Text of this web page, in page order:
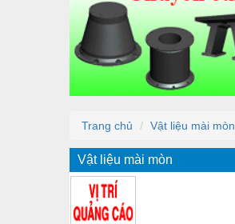
Trang chủ Vật liệu mài mòn
Vật liệu mài mòn